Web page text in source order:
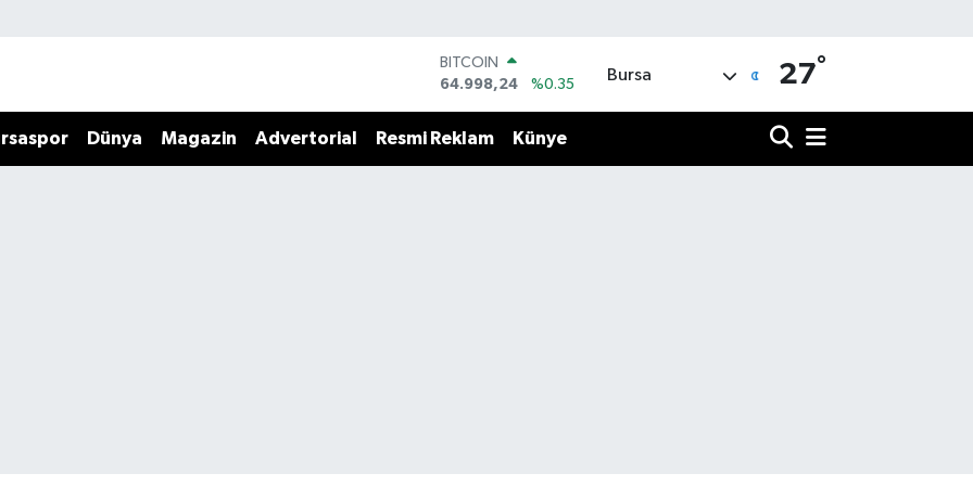
BITCOIN
64.998,24
%0.35
47,7436
%0.18
Bursa 27°
Dünya Magazin Advertorial Resmi Reklam Künye